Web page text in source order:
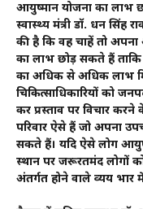
आयुष्मान योजना का लाभ
स्वास्थ्य मंत्री डॉ. धन सिंह
की है कि वह चाहें तो अपना
का लाभ छोड़ सकते हैं
का अधिक से अधिक लाभ
चिकित्साधिकारियों को
कर प्रस्ताव पर विचार करने
परिवार ऐसे हैं जो अपना
सकते हैं। यदि ऐसे लोग
स्थान पर जरूरतमंद लोगों
अंतर्गत होने वाले व्यय